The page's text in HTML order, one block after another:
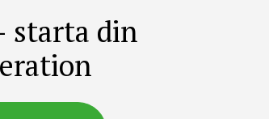
starta din